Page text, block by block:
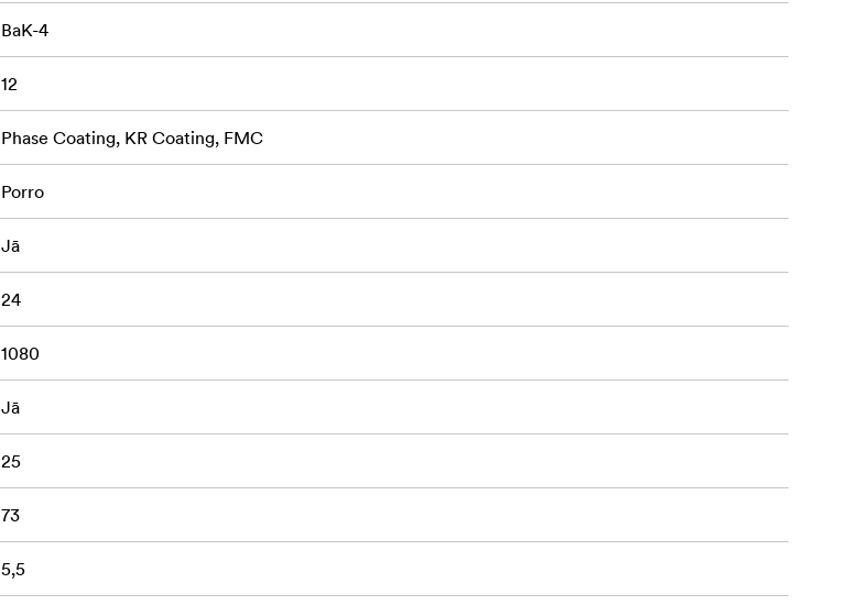
BaK-4
12
Phase Coating, KR Coating, FMC
Porro
Jā
24
1080
Jā
25
73
5,5